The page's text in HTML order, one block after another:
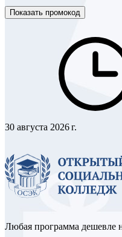
Показать промокод
30 августа 2026 г.
Любая программа дешевле